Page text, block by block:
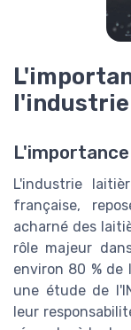
L'industrie
française,
acharné des
rôle majeur
environ 80 %
une étude de
leur